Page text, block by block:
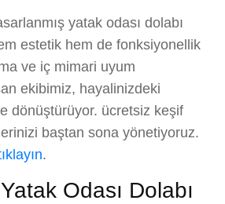
yatak odası dolabı
estetik hem de fonksiyonellik
ve iç mimari uyum
ekibimiz, hayalinizdeki
dönüştürüyor. ücretsiz keşif
baştan sona yönetiyoruz.
.
Odası Dolabı